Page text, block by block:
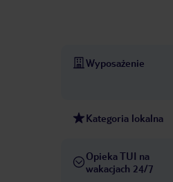
Wyposażenie
Kategoria lokalna
Opieka TUI na
wakacjach 24/7